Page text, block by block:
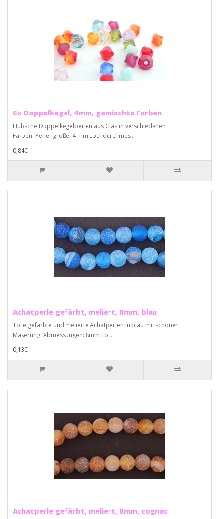
6x Doppelkegel, 4mm, gemischte Farben
Hübsche Doppelkegelperlen aus Glas in verschiedenen
Farben. Perlengröße: 4 mm Lochdurchmes..
0,84€
Achatperle gefärbt, meliert, 8mm, blau
Tolle gefärbte und melierte Achatperlen in blau mit schöner
Maserung. Abmessungen: 8mm Loc..
0,13€
Achatperle gefärbt, meliert, 8mm, cognac